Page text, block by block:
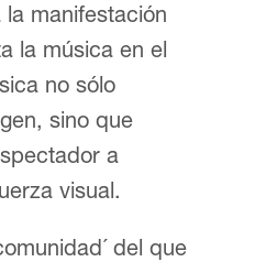
manifestación
la música en el
no sólo
sino que
a
visual.
del que